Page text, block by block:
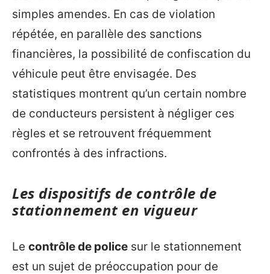
simples amendes. En cas de violation
répétée, en parallèle des sanctions
financières, la possibilité de confiscation du
véhicule peut être envisagée. Des
statistiques montrent qu’un certain nombre
de conducteurs persistent à négliger ces
règles et se retrouvent fréquemment
confrontés à des infractions.
Les dispositifs de contrôle de
stationnement en vigueur
Le contrôle de police sur le stationnement
est un sujet de préoccupation pour de